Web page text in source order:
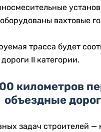
вахтовые
трасса будет
II категории.
километров
объездные
задач строителей —